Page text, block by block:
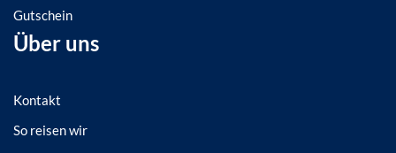
Gutschein
Über uns
Kontakt
So reisen wir